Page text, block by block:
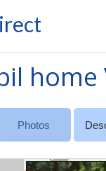
Photos